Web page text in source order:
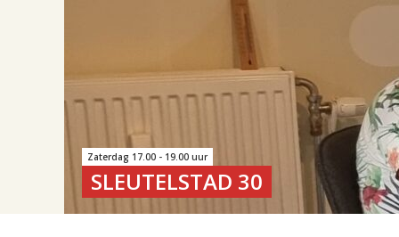
Zaterdag 17.00 - 19.00 uur
SLEUTELSTAD 30